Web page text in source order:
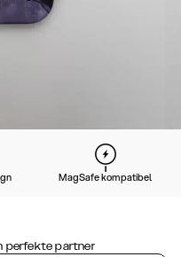
MagSafe kompatibel
perfekte partner